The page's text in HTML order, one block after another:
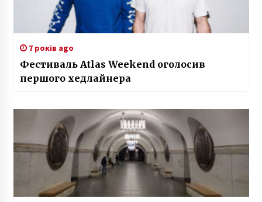
7 років ago
Фестиваль Atlas Weekend оголосив
першого хедлайнера